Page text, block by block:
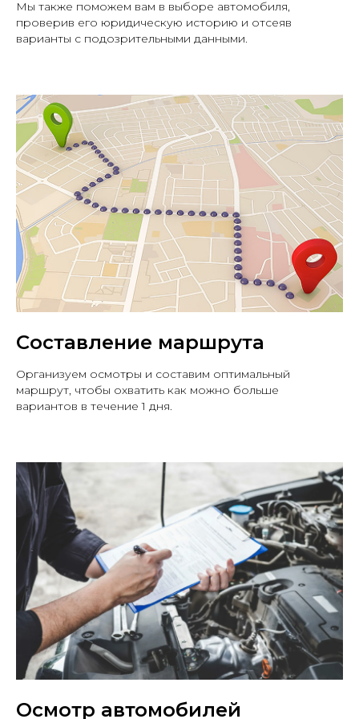
Меню
MAX
Мы также поможем вам в выборе автомобиля,
проверив его юридическую историю и отсеяв
варианты с подозрительными данными.
Составление маршрута
Организуем осмотры и составим оптимальный
маршрут, чтобы охватить как можно больше
вариантов в течение 1 дня.
Осмотр автомобилей
Наш специалист перезвонит в
Остались вопросы?
Заполните форму и